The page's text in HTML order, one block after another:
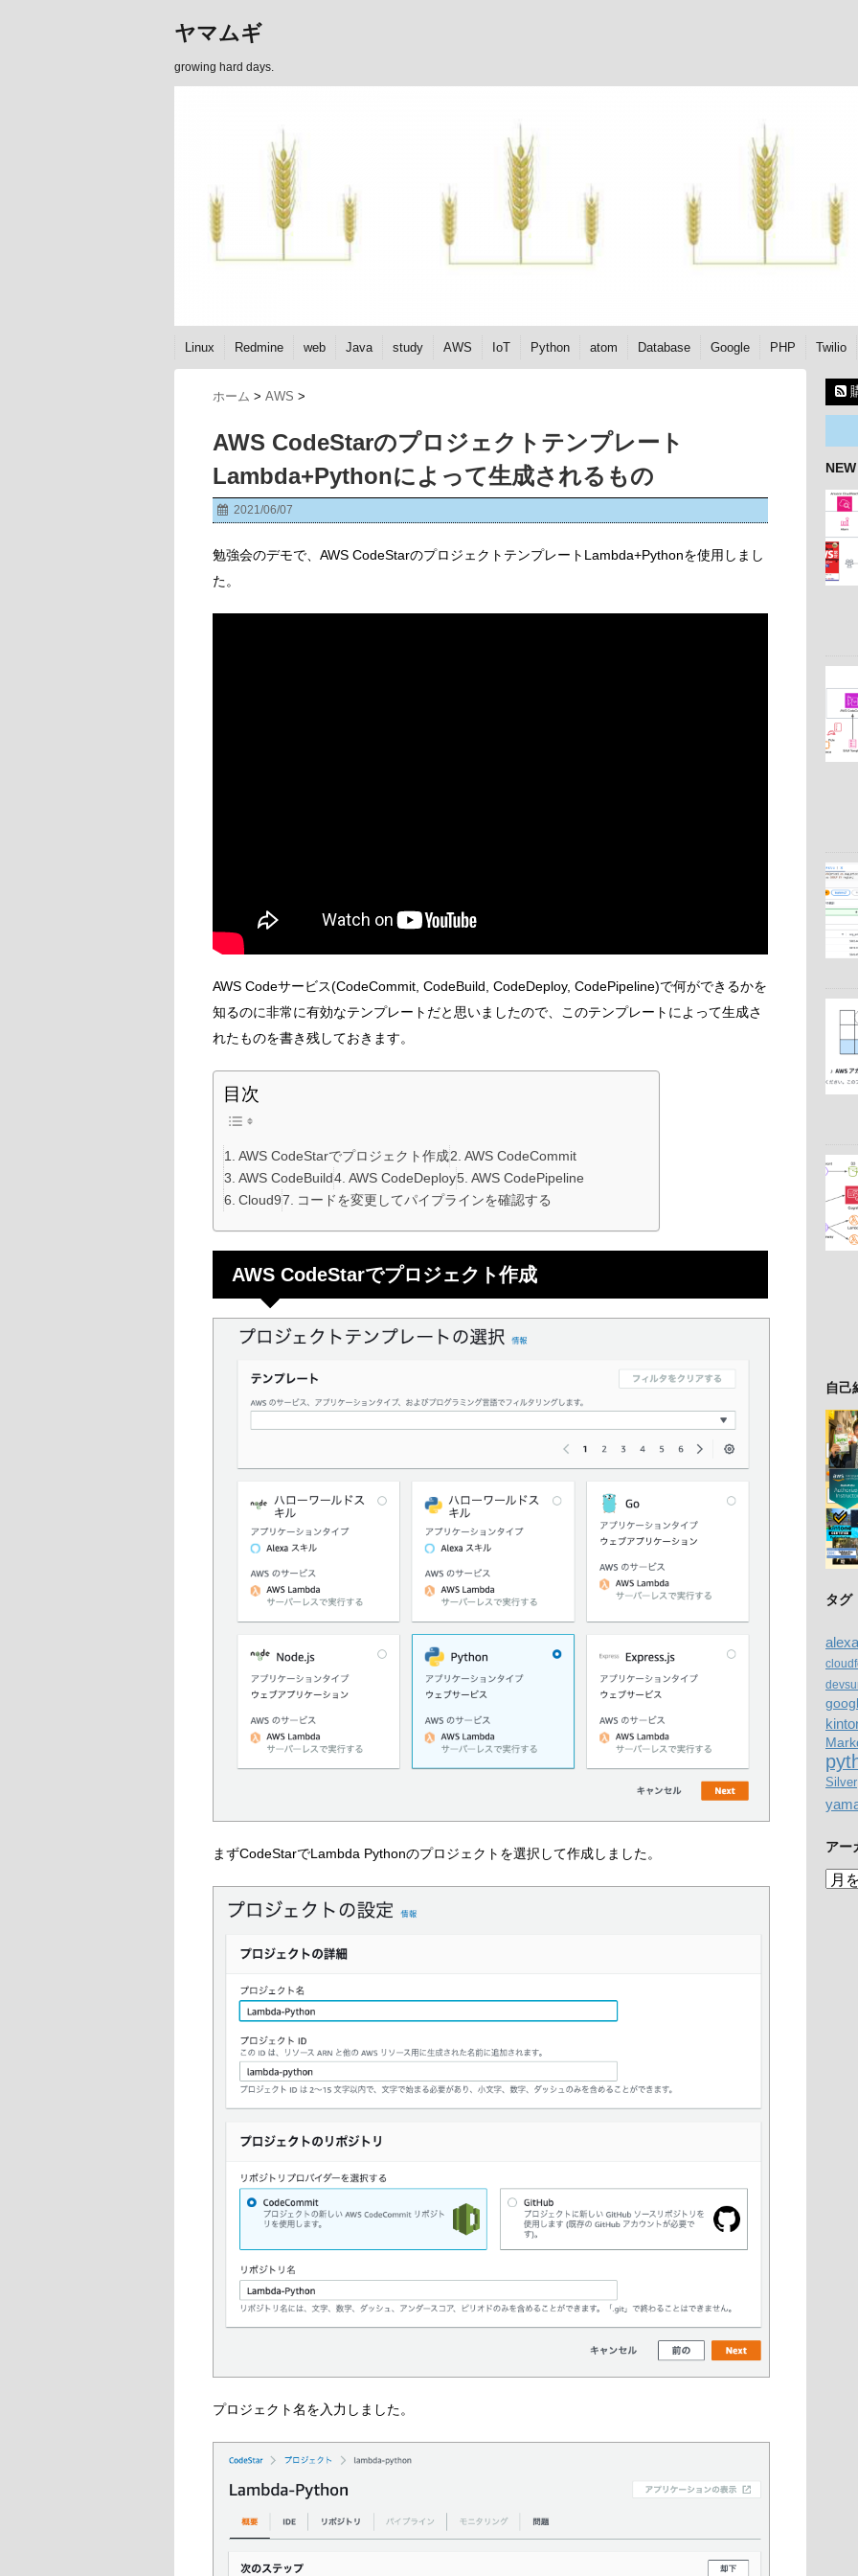
ヤマムギ
growing hard days.
Linux Redmine web Java study AWS IoT Python atom Database Google PHP Twilio
ホーム > AWS >
AWS CodeStarのプロジェクトテンプレート
Lambda+Pythonによって生成されるもの
2021/06/07
勉強会のデモで、AWS CodeStarのプロジェクトテンプレートLambda+Pythonを使用しまし
た。
AWS Codeサービス(CodeCommit, CodeBuild, CodeDeploy, CodePipeline)で何ができるかを
知るのに非常に有効なテンプレートだと思いましたので、このテンプレートによって生成さ
れたものを書き残しておきます。
目次
AWS CodeStarでプロジェクト作成
AWS CodeCommit
AWS CodeBuild
AWS CodeDeploy
AWS CodePipeline
Cloud9
コードを変更してパイプラインを確認する
AWS CodeStarでプロジェクト作成
まずCodeStarでLambda Pythonのプロジェクトを選択して作成しました。
プロジェクト名を入力しました。
自己
タグ
alexa
Silver
アー
ア